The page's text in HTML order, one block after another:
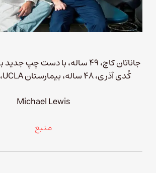
جاناتان کاچ، ۴۹ ساله، با دست
کُدی آذری، ۴۸ ساله، بیمارستان UCLA، دسامبر ۲۰۱۶
Michael Lewis
منبع